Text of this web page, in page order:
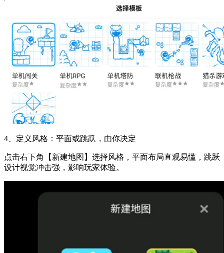
4、定义风格：平面或跳跃，由你决定
点击右下角【新建地图】选择风格，平面布局直观易懂，跳跃
设计视觉冲击强，影响玩家体验。